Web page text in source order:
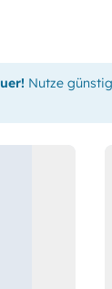
Nutze